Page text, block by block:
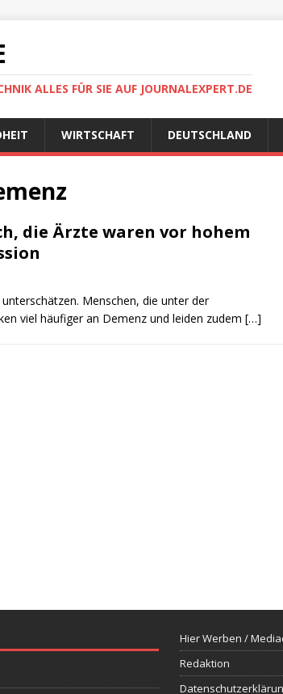
ALLES FÜR SIE AUF JOURNALEXPERT.DE
WIRTSCHAFT DEUTSCHLAND
die Ärzte waren vor hohem
Menschen, die unter der
viel häufiger an Demenz und leiden zudem […]
Hier Werben /
Redaktion